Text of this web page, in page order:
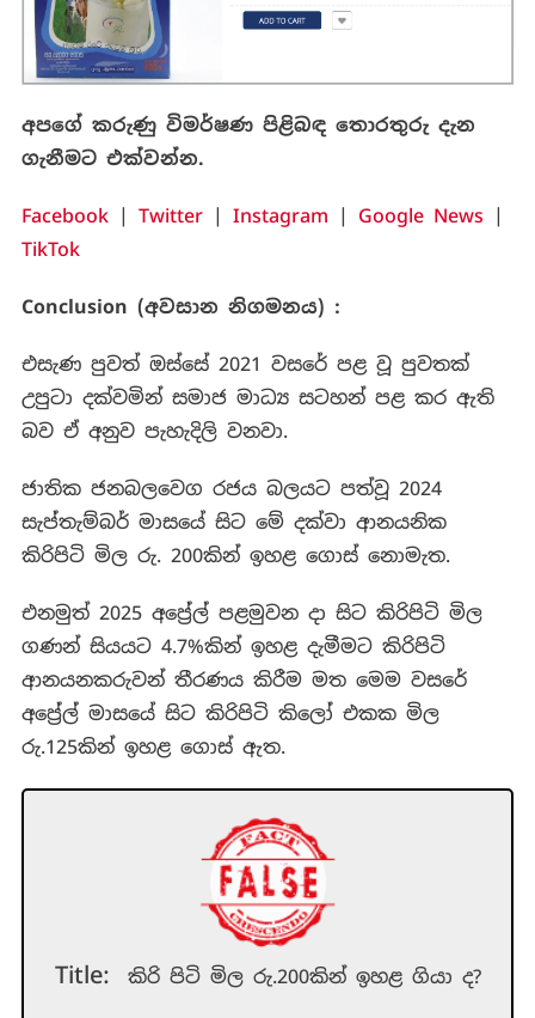
අපගේ කරුණු විමර්ෂණ පිළිබඳ තොරතුරු දැන
ගැනීමට එක්වන්න.
Facebook | Twitter | Instagram | Google News |
TikTok
Conclusion (අවසාන නිගමනය) :
එසැණ පුවත් ඔස්සේ 2021 වසරේ පළ වූ පුවතක්
උපුටා දක්වමින් සමාජ මාධ්‍ය සටහන් පළ කර ඇති
බව ඒ අනුව පැහැදිලි වනවා.
ජාතික ජනබලවෙග රජය බලයට පත්වූ 2024
සැප්තැම්බර් මාසයේ සිට මේ දක්වා ආනයනික
කිරිපිටි මිල රු. 200කින් ඉහළ ගොස් නොමැත.
එනමුත් 2025 අප්‍රේල් පළමුවන දා සිට කිරිපිටි මිල
ගණන් සියයට 4.7%කින් ඉහළ දැමීමට කිරිපිටි
ආනයනකරුවන් තීරණය කිරීම මත මෙම වසරේ
අප්‍රේල් මාසයේ සිට කිරිපිටි කිලෝ එකක මිල
රු.125කින් ඉහළ ගොස් ඇත.
Title: කිරි පිටි මිල රු.200කින් ඉහළ ගියා ද?